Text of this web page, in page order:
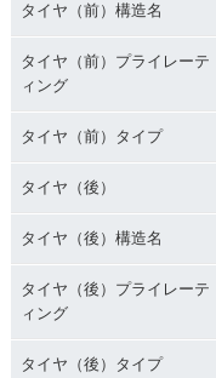
タイヤ（前）構造名
タイヤ（前）プライレーテ
ィング
タイヤ（前）タイプ
タイヤ（後）
タイヤ（後）構造名
タイヤ（後）プライレーテ
ィング
タイヤ（後）タイプ